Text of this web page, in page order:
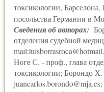
токсикологии,
посольства Германии в
Сведения об авторах:
отделения судебной
Ноге С. - проф., глава
токсикологии; Борондо